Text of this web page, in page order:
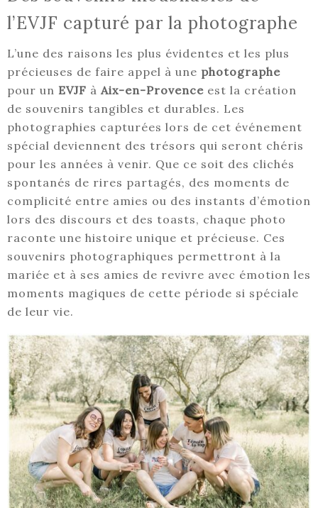
l’EVJF capturé par la photographe
L’une des raisons les plus évidentes et les plus
précieuses de faire appel à une photographe
pour un EVJF à Aix-en-Provence est la création
de souvenirs tangibles et durables. Les
photographies capturées lors de cet événement
spécial deviennent des trésors qui seront chéris
pour les années à venir. Que ce soit des clichés
spontanés de rires partagés, des moments de
complicité entre amies ou des instants d’émotion
lors des discours et des toasts, chaque photo
raconte une histoire unique et précieuse. Ces
souvenirs photographiques permettront à la
mariée et à ses amies de revivre avec émotion les
moments magiques de cette période si spéciale
de leur vie.